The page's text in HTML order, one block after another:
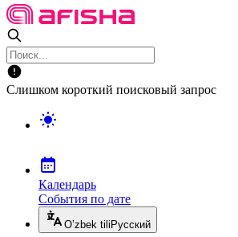
Слишком короткий поисковый запрос
Календарь
События по дате
O’zbek tili Русский